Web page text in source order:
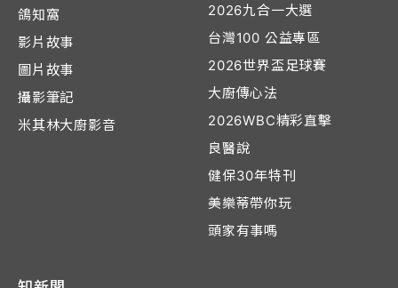
鴿知窩
影片故事
圖片故事
攝影筆記
米其林大廚影音
2026九合一大選
台灣100 公益專區
2026世界盃足球賽
大廚傳心法
2026WBC精彩直擊
良醫說
健保30年特刊
美樂蒂帶你玩
頭家有事嗎